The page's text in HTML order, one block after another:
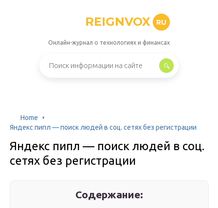
REIGNVOX RU
Онлайн-журнал о технологиях и финансах
Home
Яндекс пипл — поиск людей в соц. сетях без регистрации
Яндекс пипл — поиск людей в соц.
сетях без регистрации
Содержание: